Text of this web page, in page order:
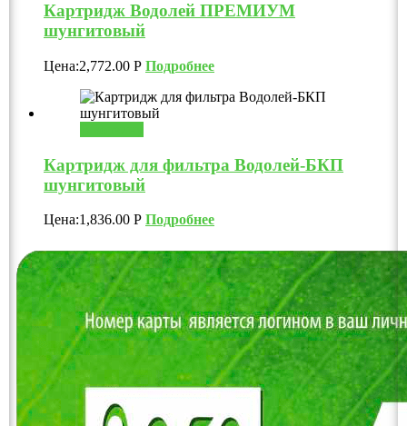
Картридж Водолей ПРЕМИУМ
шунгитовый
Цена:2,772.00 Р Подробнее
Картридж для фильтра Водолей-БКП
шунгитовый
Цена:1,836.00 Р Подробнее